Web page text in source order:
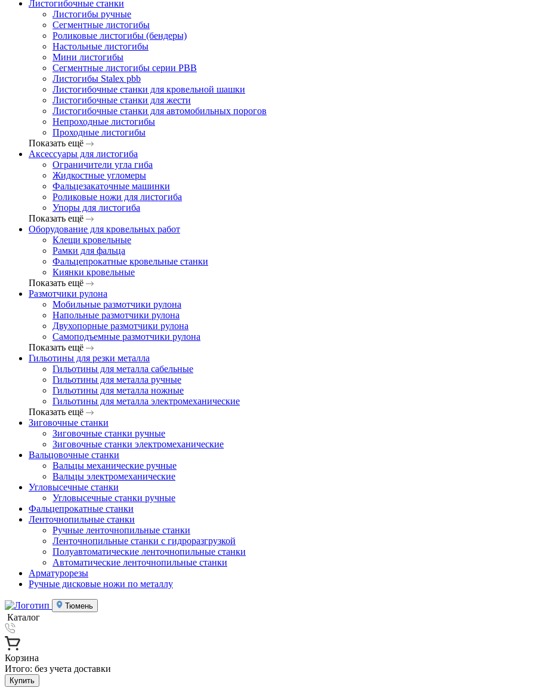
Листогибочные станки
Листогибы ручные
Сегментные листогибы
Роликовые листогибы (бендеры)
Настольные листогибы
Мини листогибы
Сегментные листогибы серии PBB
Листогибы Stalex pbb
Листогибочные станки для кровельной шашки
Листогибочные станки для жести
Листогибочные станки для автомобильных порогов
Непроходные листогибы
Проходные листогибы
Показать ещё
Аксессуары для листогиба
Ограничители угла гиба
Жидкостные угломеры
Фальцезакаточные машинки
Роликовые ножи для листогиба
Упоры для листогиба
Показать ещё
Оборудование для кровельных работ
Клещи кровельные
Рамки для фальца
Фальцепрокатные кровельные станки
Киянки кровельные
Показать ещё
Размотчики рулона
Мобильные размотчики рулона
Напольные размотчики рулона
Двухопорные размотчики рулона
Самоподъемные размотчики рулона
Показать ещё
Гильотины для резки металла
Гильотины для металла сабельные
Гильотины для металла ручные
Гильотины для металла ножные
Гильотины для металла электромеханические
Показать ещё
Зиговочные станки
Зиговочные станки ручные
Зиговочные станки электромеханические
Вальцовочные станки
Вальцы механические ручные
Вальцы электромеханические
Угловысечные станки
Угловысечные станки ручные
Фальцепрокатные станки
Ленточнопильные станки
Ручные ленточнопильные станки
Ленточнопильные станки с гидроразгрузкой
Полуавтоматические ленточнопильные станки
Автоматические ленточнопильные станки
Арматурорезы
Ручные дисковые ножи по металлу
Тюмень
Каталог
Корзина
Итого: без учета доставки
Купить